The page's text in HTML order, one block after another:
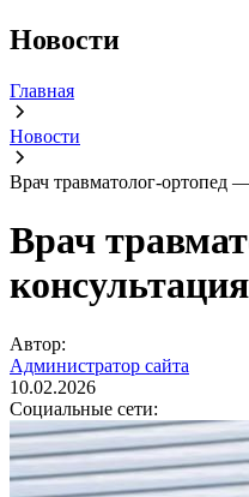
Новости
Главная
Новости
Врач травматолог-ортопед
Врач
Автор:
Администратор сайта
10.02.2026
Социальные сети: